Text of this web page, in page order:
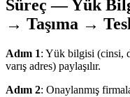
Süreç — Yük
→ Taşıma →
Adım 1: Yük bilgisi (cinsi,
varış adres) paylaşılır.
Adım 2: Onaylanmış